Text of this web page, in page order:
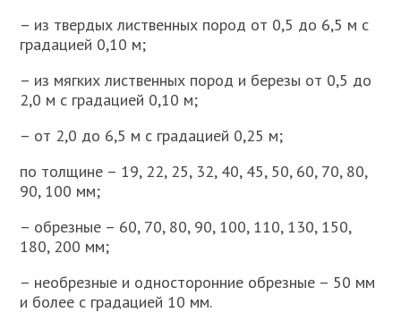
– из твердых лиственных пород от 0,5 до 6,5 м с
градацией 0,10 м;
– из мягких лиственных пород и березы от 0,5 до
2,0 м с градацией 0,10 м;
– от 2,0 до 6,5 м с градацией 0,25 м;
по толщине – 19, 22, 25, 32, 40, 45, 50, 60, 70, 80,
90, 100 мм;
– обрезные – 60, 70, 80, 90, 100, 110, 130, 150,
180, 200 мм;
– необрезные и односторонние обрезные – 50 мм
и более с градацией 10 мм.